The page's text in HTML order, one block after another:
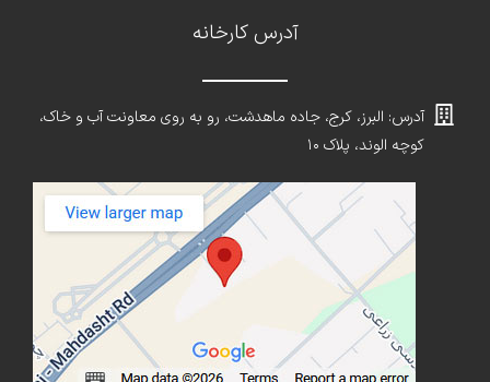
آدرس کارخانه
آدرس: البرز، کرج، جاده ماهدشت، رو به روی معاونت آب و خاک،
کوچه الوند، پلاک ۱۰